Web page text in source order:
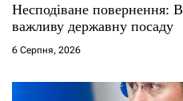
Несподіване повернення:
важливу державну посаду
6 Серпня, 2026